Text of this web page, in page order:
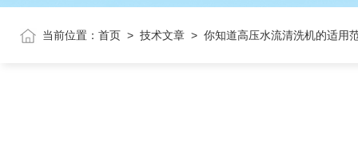
当前位置： 首页 > 技术文章 > 你知道高压水流清洗机的适用